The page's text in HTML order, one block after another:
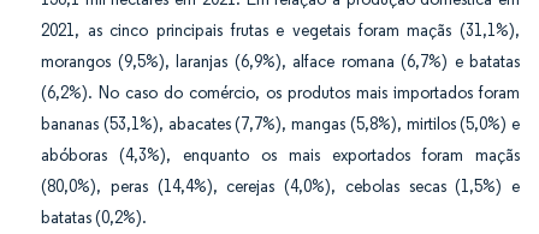
2021, as cinco principais frutas e vegetais foram maçãs (31,1%),
morangos (9,5%), laranjas (6,9%), alface romana (6,7%) e batatas
(6,2%). No caso do comércio, os produtos mais importados foram
bananas (53,1%), abacates (7,7%), mangas (5,8%), mirtilos (5,0%) e
abóboras (4,3%), enquanto os mais exportados foram maçãs
(80,0%), peras (14,4%), cerejas (4,0%), cebolas secas (1,5%) e
batatas (0,2%).